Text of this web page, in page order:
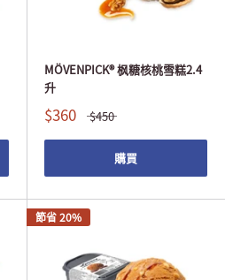
MÖVENPICK® 枫糖核桃雪糕2.4
升
$360 $450
購買
節省 20%